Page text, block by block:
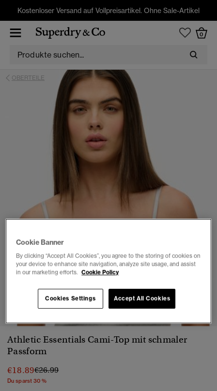
Kostenloser Versand auf Vollpreisartikel. Ohne Sale-Artikel
0
OBERTEILE
1 3 4
Athletic Essentials Cami-Top mit schmaler
Passform
€18.89Preis wurde reduziert von
€26.99bis
Du sparst 30 %
Cookie Banner
By clicking “Accept All Cookies”, you agree to the storing of cookies on
your device to enhance site navigation, analyze site usage, and assist
in our marketing efforts. Cookie Policy
Accept All Cookies
Cookies Settings